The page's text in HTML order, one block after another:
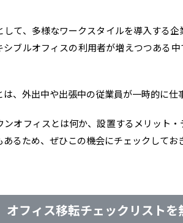
て、多様なワークスタイルを導入する
シブルオフィスの利用者が増えつつある
、外出中や出張中の従業員が一時的に仕
ンオフィスとは何か、設置するメリット
るため、ぜひこの機会にチェックしてお
オフィス移転チェックリスト